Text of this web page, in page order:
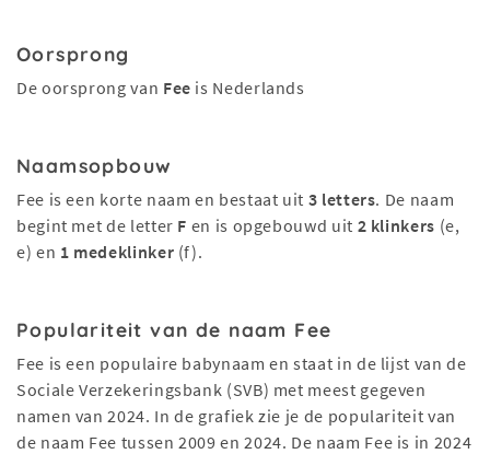
Oorsprong
De oorsprong van Fee is Nederlands
Naamsopbouw
Fee is een korte naam en bestaat uit 3 letters. De naam
begint met de letter F en is opgebouwd uit 2 klinkers (e,
e) en 1 medeklinker (f).
Populariteit van de naam Fee
Fee is een populaire babynaam en staat in de lijst van de
Sociale Verzekeringsbank (SVB) met meest gegeven
namen van 2024. In de grafiek zie je de populariteit van
de naam Fee tussen 2009 en 2024. De naam Fee is in 2024